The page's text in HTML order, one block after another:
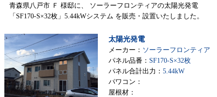
青森県八戸市 Ｆ 様邸に、 ソーラーフロンティアの太陽光発電
「SF170-S×32枚」5.44kWシステム を販売・設置いたしました。
太陽光発電
メーカー： ソーラーフロンティア
パネル品番： SF170-S×32枚
パネル合計出力： 5.44kW
パワコン：
屋根材：